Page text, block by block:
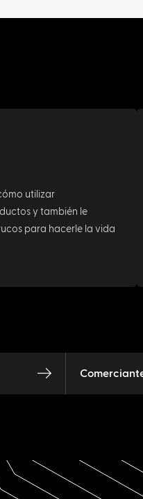
utilizar
y también le
para hacerle la vida